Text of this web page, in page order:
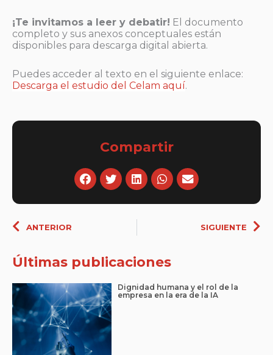
¡Te invitamos a leer y debatir! El documento
completo y sus anexos conceptuales están
disponibles para descarga digital abierta.
Puedes acceder al texto en el siguiente enlace:
Descarga el estudio del Celam aquí.
Compartir
ANTERIOR SIGUIENTE
Últimas publicaciones
Dignidad humana y el rol de la
empresa en la era de la IA